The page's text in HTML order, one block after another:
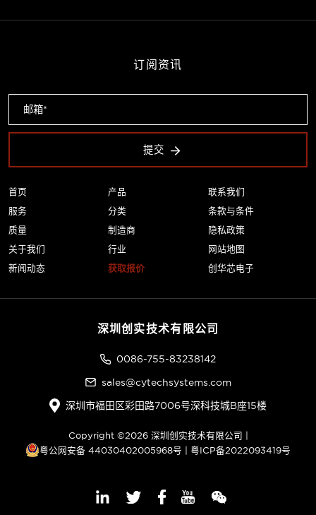
首页
服务
质量
关于我们
新闻动态
产品
分类
制造商
行业
获取报价
联系我们
条款与条件
隐私政策
网站地图
创华芯电子
订阅资讯
提交
深圳创实技术有限公司
0086-755-83238142
sales@cytechsystems.com
深圳市福田区彩田路7006号深科技城B座15楼
Copyright ©2026 深圳创实技术有限公司 |
粤公网安备 44030402005968号 | 粤ICP备2022093419号